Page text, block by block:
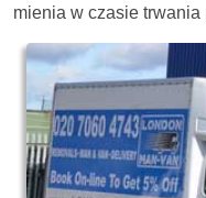
mienia w czasie trwania